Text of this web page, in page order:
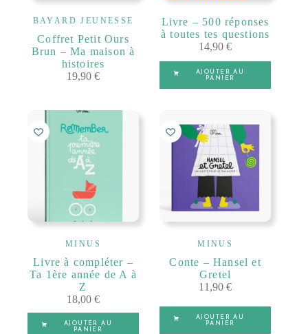
BAYARD JEUNESSE
Coffret Petit Ours
Brun – Ma maison à
histoires
19,90€
Livre – 500 réponses
à toutes tes questions
14,90€
AJOUTER AU
PANIER
MINUS
Livre à compléter –
Ta 1ère année de A à
Z
18,00€
AJOUTER AU
PANIER
MINUS
Conte – Hansel et
Gretel
11,90€
AJOUTER AU
PANIER